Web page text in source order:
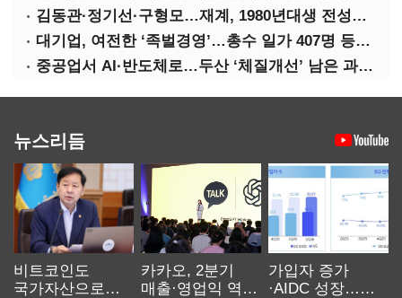
김동관·정기선·구형모…재계, 1980년대생 전성시대
대기업, 여전한 ‘족벌경영’…총수 일가 407명 등기임원
중공업서 AI·반도체로…두산 ‘체질개선’ 남은 과제는
뉴스리듬
비트코인도
국가자산으로…'
카카오, 2분기
매출·영업익 역대
가입자 증가
·AIDC 성장…